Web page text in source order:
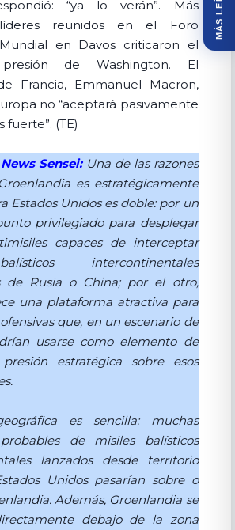
“ya lo verán”. Más
reunidos en el Foro
en Davos criticaron el
de Washington. El
Francia, Emmanuel Macron,
no “aceptará pasivamente
fuerte”. (TE)
Sensei:Una de las razones
es estratégicamente
Estados Unidos es doble: por un
privilegiado para desplegar
capaces de interceptar
intercontinentales
de Rusia o China; por el otro,
una plataforma atractiva para
que, en un escenario de
usarse como elemento de
estratégica sobre esos
es sencilla: muchas
de misiles balísticos
lanzados desde territorio
Unidos pasarían sobre o
Además, Groenlandia se
debajo de la zona